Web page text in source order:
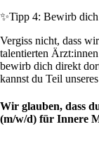
✨Tipp 4: Bewirb
Vergiss nicht, dass
talentierten
bewirb dich direkt
kannst du Teil
Wir glauben, dass
(m/w/d) für Innere